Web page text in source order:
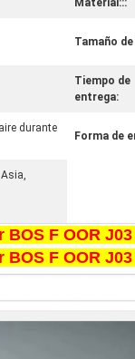
Material:::
Tamaño
Tiempo de
entrega:
durante
Forma de
F OOR J03
F OOR J03